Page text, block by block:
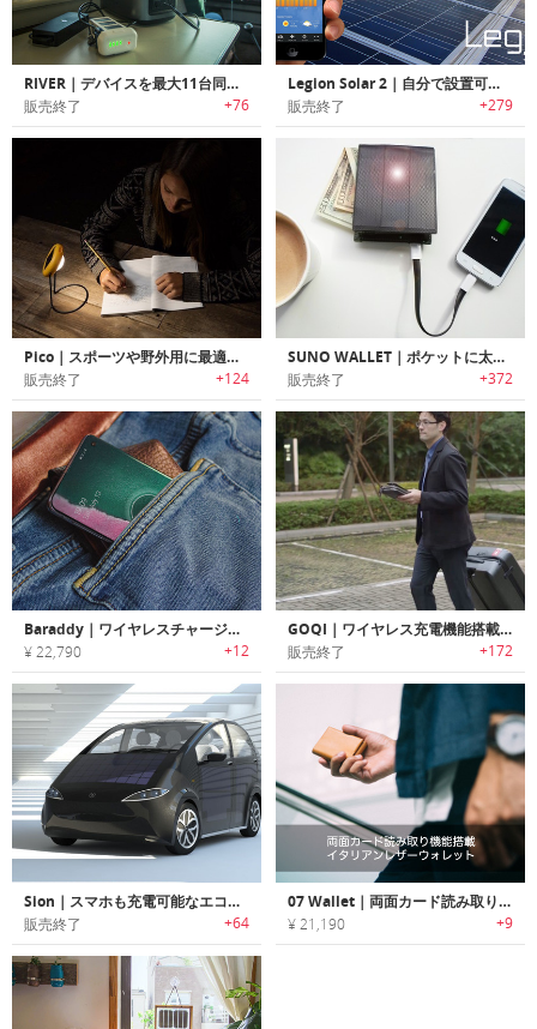
RIVER｜デバイスを最大11台同時に充電可能なパワフルモバイルパワーステーション「リバー」
販売終了 +76
Legion Solar 2｜自分で設置可能なDIYソーラーパネルシステム「リージョンソーラー2」
販売終了 +279
Pico｜スポーツや野外用に最適なポータブルソーラーライト「ピコ」
販売終了 +124
SUNO WALLET｜ポケットに太陽を！ソーラー充電機能付きウォレット「スーノ」
販売終了 +372
Baraddy｜ワイヤレスチャージャー・支払いシステム搭載スマートウォレット「バラディー」
¥ 22,790 +12
GOQI｜ワイヤレス充電機能搭載トラベルウォレット「ゴーチー」
販売終了 +172
Sion｜スマホも充電可能なエコフレンドリーソーラーカー「サイオン」
販売終了 +64
07 Wallet｜両面カード読み取り機能搭載イタリアンレザーウォレット「07ウォレット」
¥ 21,190 +9